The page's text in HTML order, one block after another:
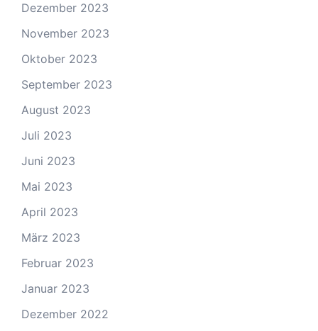
Dezember 2023
November 2023
Oktober 2023
September 2023
August 2023
Juli 2023
Juni 2023
Mai 2023
April 2023
März 2023
Februar 2023
Januar 2023
Dezember 2022